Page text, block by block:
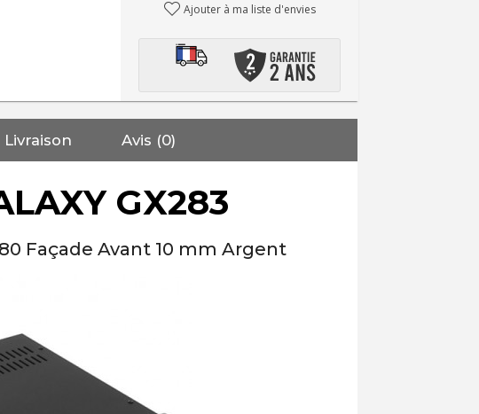
Ajouter à ma liste d'envies
Livraison Avis (0)
GX283
Façade Avant 10 mm Argent